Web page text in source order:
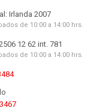
Irlanda 2007
de 10:00 a 14:00 hrs.
12 62 int. 781
de 10:00 a 14:00 hrs.